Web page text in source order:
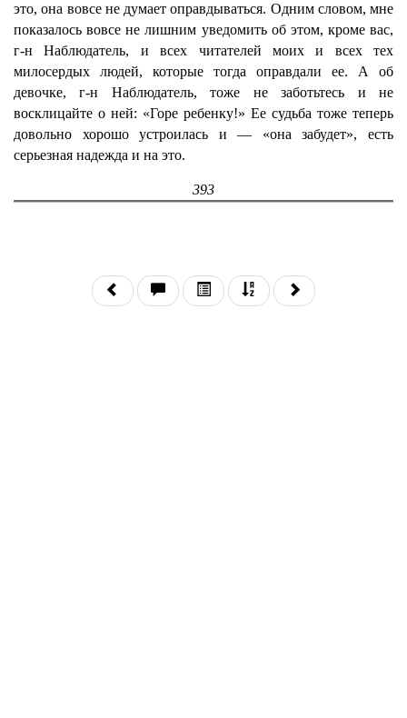
это, она вовсе не думает оправдываться. Одним словом, мне
показалось вовсе не лишним уведомить об этом, кроме вас,
г-н Наблюдатель, и всех читателей моих и всех тех
милосердых людей, которые тогда оправдали ее. А об
девочке, г-н Наблюдатель, тоже не заботьтесь и не
восклицайте о ней: «Горе ребенку!» Ее судьба тоже теперь
довольно хорошо устроилась и — «она забудет», есть
серьезная надежда и на это.
393